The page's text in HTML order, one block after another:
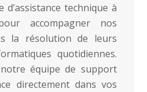
d’assistance technique à
accompagner nos
la résolution de leurs
quotidiennes.
équipe de support
directement dans vos